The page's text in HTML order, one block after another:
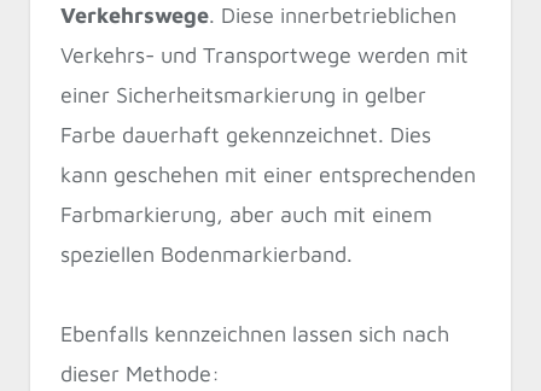
Verkehrswege. Diese innerbetrieblichen
Verkehrs- und Transportwege werden mit
einer Sicherheitsmarkierung in gelber
Farbe dauerhaft gekennzeichnet. Dies
kann geschehen mit einer entsprechenden
Farbmarkierung, aber auch mit einem
speziellen Bodenmarkierband.
Ebenfalls kennzeichnen lassen sich nach
dieser Methode: